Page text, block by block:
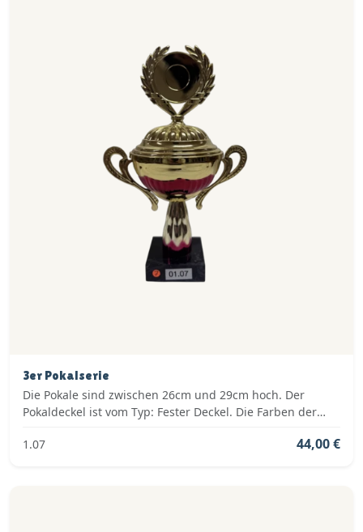
3er Pokalserie
Die Pokale sind zwischen 26cm und 29cm hoch. Der
Pokaldeckel ist vom Typ: Fester Deckel. Die Farben der
1.07
44,00 €